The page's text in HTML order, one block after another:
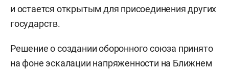
и остается открытым для присоединения других
государств.
Решение о создании оборонного союза принято
на фоне эскалации напряженности на Ближнем